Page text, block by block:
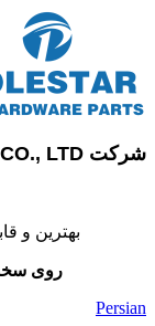
شرکت SUZHOU POLESTAR METAL PRODUCTS CO., LTD
بهترین و
روی
Persian